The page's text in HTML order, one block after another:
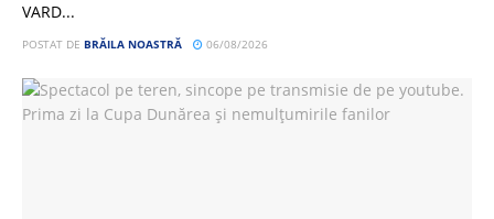
VARD...
POSTAT DE BRĂILA NOASTRĂ 06/08/2026